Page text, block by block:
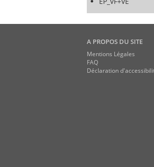
A PROPOS DU SITE
Mentions Légales
FAQ
Déclaration